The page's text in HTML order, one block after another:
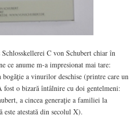
C von Schubert chiar în
ce anume m-a impresionat mai tare:
a vinurilor deschise (printre care un
o bizară întâlnire cu doi gentelmeni:
a cincea generaţie a familiei la
este atestată din secolul X).